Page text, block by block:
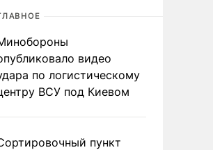
видео
по логистическому
ВСУ под Киевом
пункт